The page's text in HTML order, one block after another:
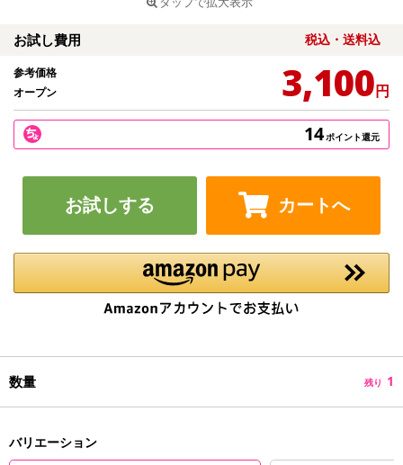
お試し費用 税込・送料込
参考価格
オープン
3,100円
14ポイント還元
お試しする カートへ
数量 残り 1
バリエーション